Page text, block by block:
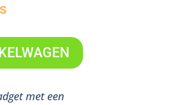
met een